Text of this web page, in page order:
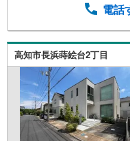
電話
高知市長浜蒔絵台2丁目